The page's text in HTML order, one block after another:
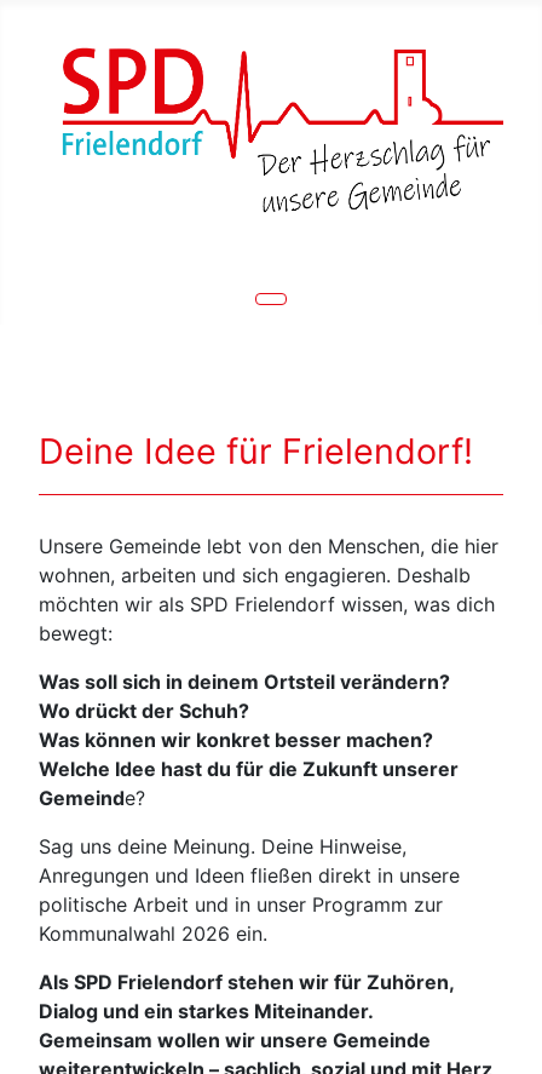
Deine Idee für Frielendorf!
Unsere Gemeinde lebt von den Menschen, die hier
wohnen, arbeiten und sich engagieren. Deshalb
möchten wir als SPD Frielendorf wissen, was dich
bewegt:
Was soll sich in deinem Ortsteil verändern?
Wo drückt der Schuh?
Was können wir konkret besser machen?
Welche Idee hast du für die Zukunft unserer
Gemeinde?
Sag uns deine Meinung. Deine Hinweise,
Anregungen und Ideen fließen direkt in unsere
politische Arbeit und in unser Programm zur
Kommunalwahl 2026 ein.
Als SPD Frielendorf stehen wir für Zuhören,
Dialog und ein starkes Miteinander.
Gemeinsam wollen wir unsere Gemeinde
weiterentwickeln – sachlich, sozial und mit Herz